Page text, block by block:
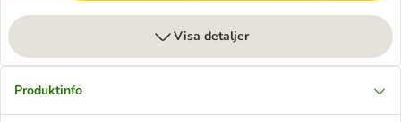
Visa detaljer
Produktinfo